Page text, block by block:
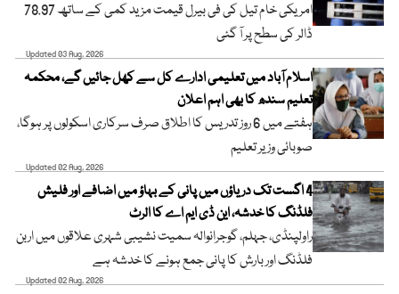
امریکی خام تیل کی فی بیرل قیمت مزید کمی کے ساتھ 78.97
ڈالر کی سطح پر آ گئی
Updated 03 Aug, 2026
اسلام آباد میں تعلیمی ادارے کل سے کھل جائیں گے، محکمہ
تعلیم سندھ کا بھی اہم اعلان
ہفتے میں 6 روز تدریس کا اطلاق صرف سرکاری اسکولوں پر ہوگا،
صوبائی وزیر تعلیم
Updated 02 Aug, 2026
4 اگست تک دریاؤں میں پانی کے بہاؤ میں اضافے اور فلیش
فلڈنگ کا خدشہ، این ڈی ایم اے کا الرٹ
راولپنڈی، جہلم، گوجرانوالہ سمیت نشیبی شہری علاقوں میں اربن
فلڈنگ اور بارش کا پانی جمع ہونے کا خدشہ ہے
Updated 02 Aug, 2026